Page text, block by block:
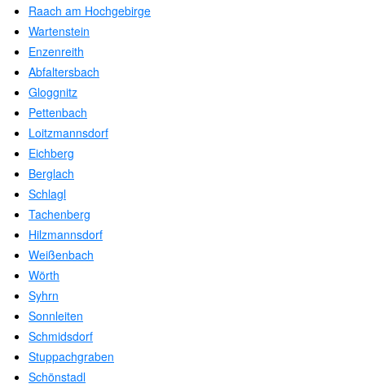
Raach am Hochgebirge
Wartenstein
Enzenreith
Abfaltersbach
Gloggnitz
Pettenbach
Loitzmannsdorf
Eichberg
Berglach
Schlagl
Tachenberg
Hilzmannsdorf
Weißenbach
Wörth
Syhrn
Sonnleiten
Schmidsdorf
Stuppachgraben
Schönstadl